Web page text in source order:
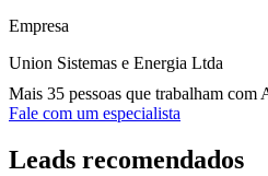
Empresa
Union Sistemas e Energia Ltda
Mais 35 pessoas que trabalham com
Fale com um especialista
Leads recomendados